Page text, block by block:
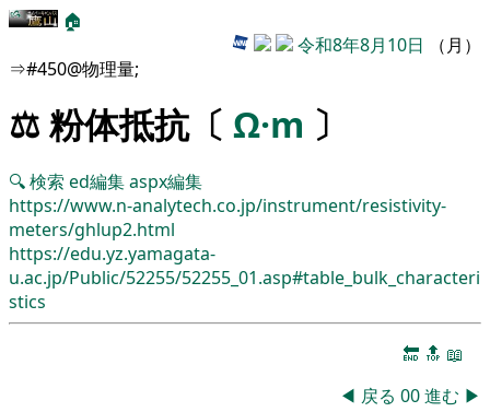
🏠
令和8年8月10日 （月）
⇒#450@物理量;
⚖️ 粉体抵抗〔 Ω·m 〕
🔍検索 ed編集aspx編集
https://www.n-analytech.co.jp/instrument/resistivity-
meters/ghlup2.html
https://edu.yz.yamagata-
u.ac.jp/Public/52255/52255_01.asp#table_bulk_characteri
stics
🔚 🔝 📖
◀ 戻る 00進む ▶